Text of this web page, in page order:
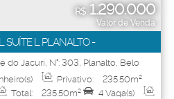
R$1.290.000
Valor de Venda
SUÍTE L PLANALTO -
do Jacuri, N°: 303, Planalto, Belo
Privativo: 235.50m²
Total: 235.50m² 4 Vaga(s)